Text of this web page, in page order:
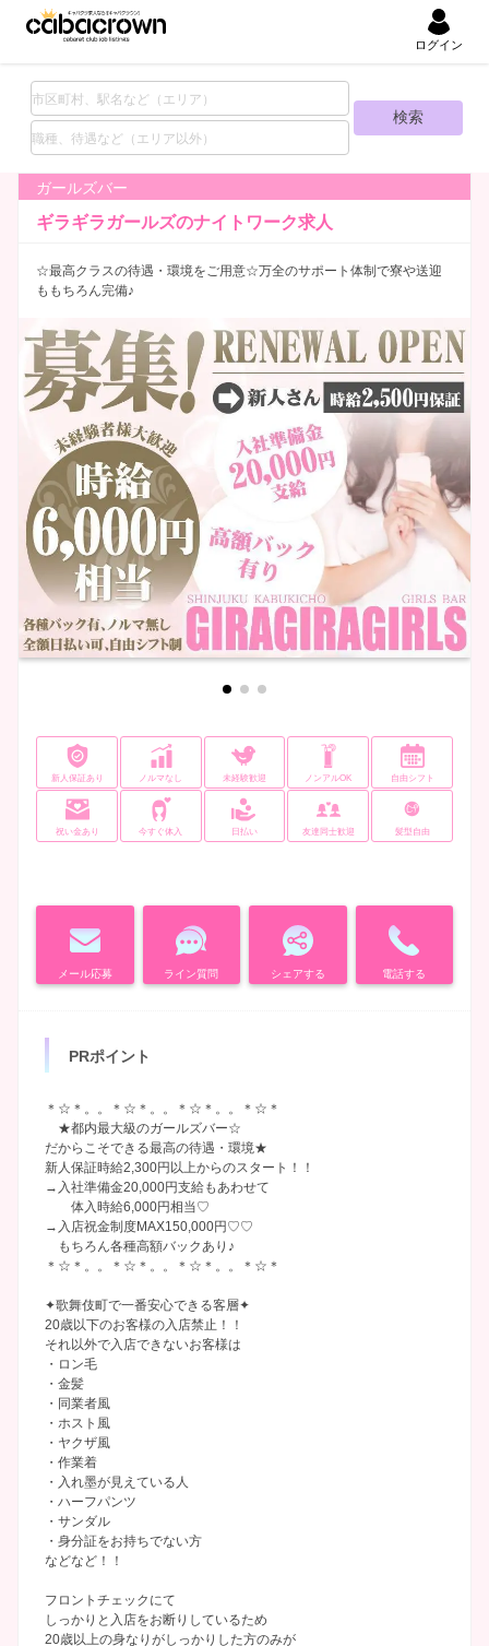
ログイン
ガールズバー
ギラギラガールズのナイトワーク求人
☆最高クラスの待遇・環境をご用意☆万全のサポート体制で寮や送迎
ももちろん完備♪
新人保証あり ノルマなし 未経験歓迎 ノンアルOK 自由シフト
祝い金あり 今すぐ体入 日払い 友達同士歓迎 髪型自由
メール応募 ライン質問 シェアする 電話する
PRポイント
＊☆＊。。＊☆＊。。＊☆＊。。＊☆＊
★都内最大級のガールズバー☆
だからこそできる最高の待遇・環境★
新人保証時給2,300円以上からのスタート！！
→入社準備金20,000円支給もあわせて
体入時給6,000円相当♡
→入店祝金制度MAX150,000円♡♡
もちろん各種高額バックあり♪
＊☆＊。。＊☆＊。。＊☆＊。。＊☆＊
✦歌舞伎町で一番安心できる客層✦
20歳以下のお客様の入店禁止！！
それ以外で入店できないお客様は
・ロン毛
・金髪
・同業者風
・ホスト風
・ヤクザ風
・作業着
・入れ墨が見えている人
・ハーフパンツ
・サンダル
・身分証をお持ちでない方
などなど！！
フロントチェックにて
しっかりと入店をお断りしているため
20歳以上の身なりがしっかりした方のみが